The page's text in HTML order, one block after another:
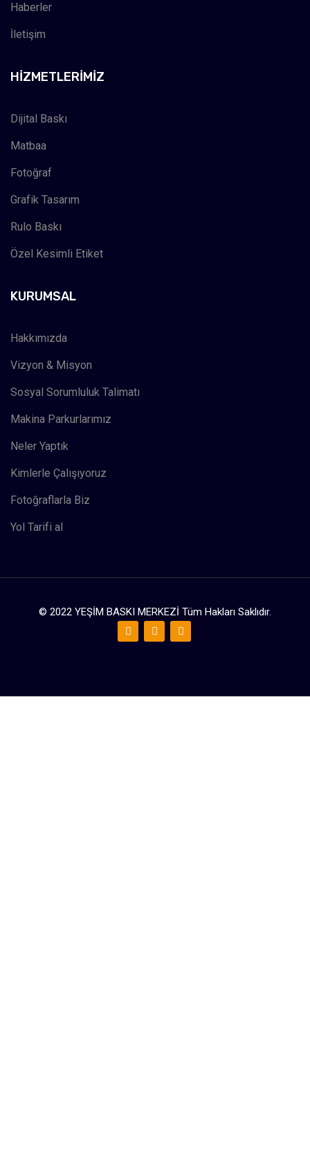
Haberler
İletişim
HIZMETLERIMIZ
Dijital Baskı
Matbaa
Fotoğraf
Grafik Tasarım
Rulo Baskı
Özel Kesimli Etiket
KURUMSAL
Hakkımızda
Vizyon & Misyon
Sosyal Sorumluluk Talimatı
Makina Parkurlarımız
Neler Yaptık
Kimlerle Çalışıyoruz
Fotoğraflarla Biz
Yol Tarifi al
© 2022 YEŞİM BASKI MERKEZİ Tüm Hakları Saklıdır.